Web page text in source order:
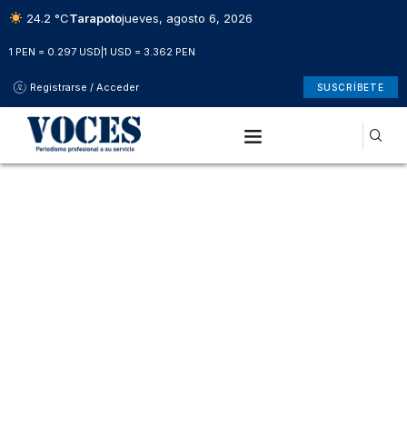
24.2 °CTarapotojueves, agosto 6, 2026
1 PEN = 0.297 USD 1 USD = 3.362 PEN
Registrarse / Acceder SUSCRÍBETE